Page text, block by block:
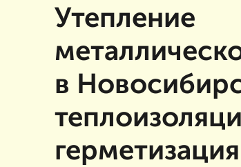
Утепление
в
герметизация